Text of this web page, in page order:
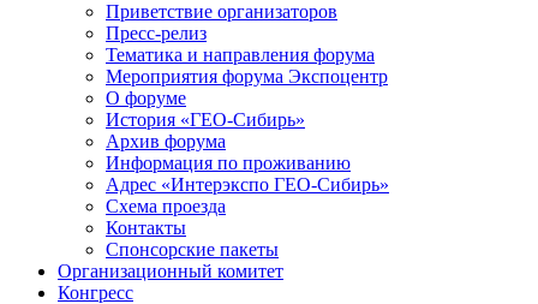
Приветствие организаторов
Пресс-релиз
Тематика и направления форума
Мероприятия форума Экспоцентр
О форуме
История «ГЕО-Сибирь»
Архив форума
Информация по проживанию
Адрес «Интерэкспо ГЕО-Сибирь»
Схема проезда
Контакты
Спонсорские пакеты
Организационный комитет
Конгресс